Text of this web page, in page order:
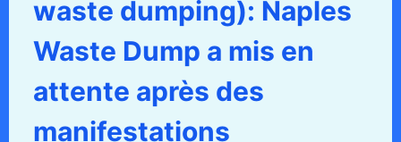
waste dumping): Naples
Waste Dump a mis en
attente après des
manifestations